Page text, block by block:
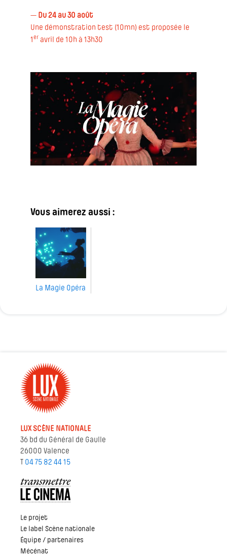
— Du 24 au 30 août
Une démonstration test (10mn) est proposée le
1 er avril de 10h à 13h30
Vous aimerez aussi :
La Magie Opéra
LUX SCÈNE NATIONALE
36 bd du Général de Gaulle
26000 Valence
T 04 75 82 44 15
Le projet
Le label Scène nationale
Équipe / partenaires
Mécénat